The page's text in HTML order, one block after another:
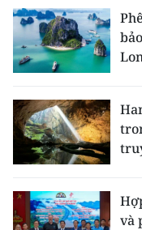
DU LỊCH
THẾ GIỚI
GIÁO DỤC
KHOA HỌC - CÔNG
và